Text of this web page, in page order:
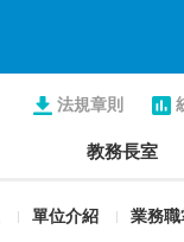
法規章則
教務長室
單位介紹 業務職